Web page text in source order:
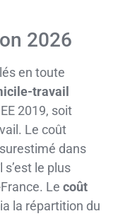
2026
en toute
travail
2019, soit
Le coût
dans
le plus
Le coût
la répartition du